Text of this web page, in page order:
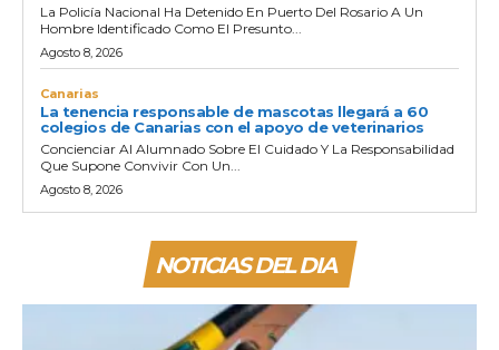
La Policía Nacional Ha Detenido En Puerto Del Rosario A Un
Hombre Identificado Como El Presunto...
Agosto 8, 2026
Canarias
La tenencia responsable de mascotas llegará a 60
colegios de Canarias con el apoyo de veterinarios
Concienciar Al Alumnado Sobre El Cuidado Y La Responsabilidad
Que Supone Convivir Con Un...
Agosto 8, 2026
NOTICIAS DEL DIA